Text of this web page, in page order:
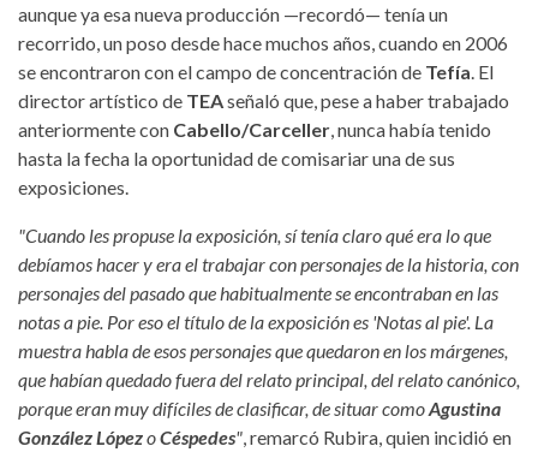
aunque ya esa nueva producción —recordó— tenía un
recorrido, un poso desde hace muchos años, cuando en 2006
se encontraron con el campo de concentración de Tefía. El
director artístico de TEAseñaló que, pese a haber trabajado
anteriormente con Cabello/Carceller, nunca había tenido
hasta la fecha la oportunidad de comisariar una de sus
exposiciones.
"Cuando les propuse la exposición, sí tenía claro qué era lo que
debíamos hacer y era el trabajar con personajes de la historia, con
personajes del pasado que habitualmente se encontraban en las
notas a pie. Por eso el título de la exposición es 'Notas al pie'. La
muestra habla de esos personajes que quedaron en los márgenes,
que habían quedado fuera del relato principal, del relato canónico,
porque eran muy difíciles de clasificar, de situar comoAgustina
González LópezoCéspedes", remarcó Rubira, quien incidió en